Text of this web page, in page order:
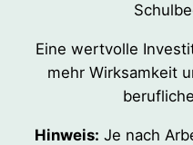
Eine wertvolle
mehr Wirksamkeit
Hinweis: Je nach